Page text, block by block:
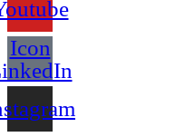
Icon